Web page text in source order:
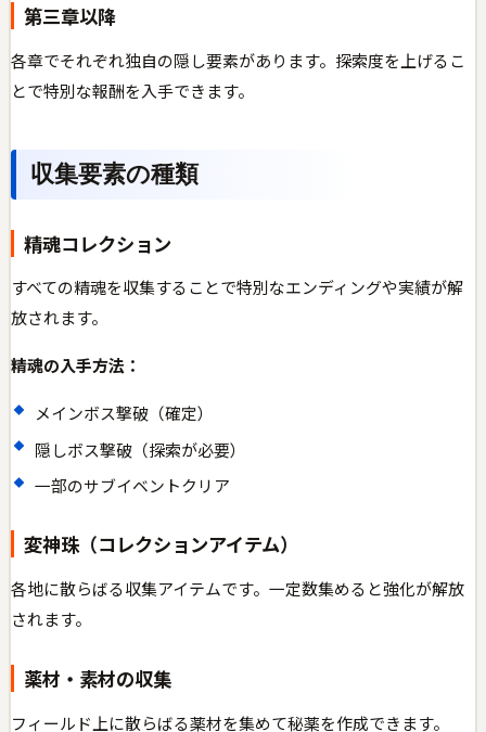
第三章以降
各章でそれぞれ独自の隠し要素があります。探索度を上げるこ
とで特別な報酬を入手できます。
収集要素の種類
精魂コレクション
すべての精魂を収集することで特別なエンディングや実績が解
放されます。
精魂の入手方法：
メインボス撃破（確定）
隠しボス撃破（探索が必要）
一部のサブイベントクリア
変神珠（コレクションアイテム）
各地に散らばる収集アイテムです。一定数集めると強化が解放
されます。
薬材・素材の収集
フィールド上に散らばる薬材を集めて秘薬を作成できます。